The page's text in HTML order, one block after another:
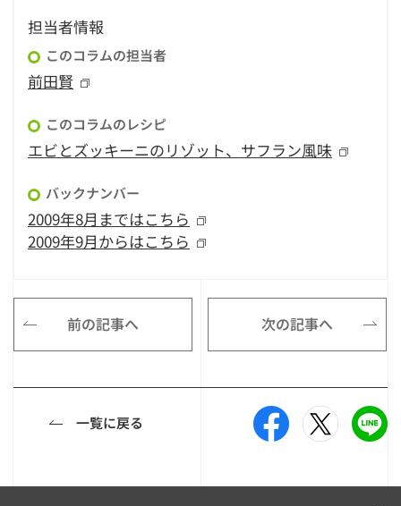
担当者情報
このコラムの担当者
前田賢
このコラムのレシピ
エビとズッキーニのリゾット、サフラン風味
バックナンバー
2009年8月まではこちら
2009年9月からはこちら
前の記事へ 次の記事へ
一覧に戻る